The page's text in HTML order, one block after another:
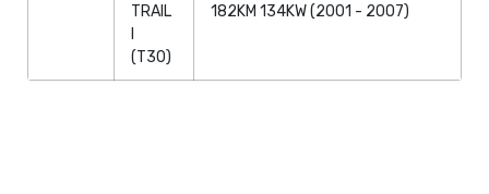
TRAIL
I
(T30)
182KM 134KW (2001 - 2007)